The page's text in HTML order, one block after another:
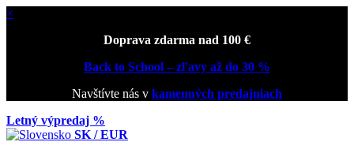
×
Doprava zdarma nad 100 €
Back to School – zľavy až do 30 %
Navštívte nás v kamenných predajniach
Letný výpredaj %
SK / EUR